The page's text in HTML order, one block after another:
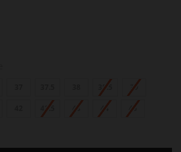
38.5 39
42.5 43 44 45